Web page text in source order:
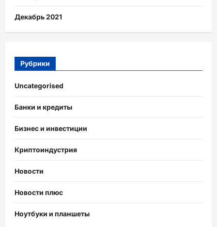
Декабрь 2021
Рубрики
Uncategorised
Банки и кредиты
Бизнес и инвестиции
Криптоиндустрия
Новости
Новости плюс
Ноутбуки и планшеты